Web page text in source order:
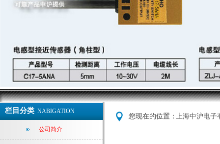
栏目分类 NABIGATION
您现在的位置：上海中沪电子
公司简介